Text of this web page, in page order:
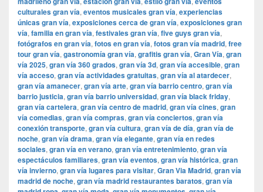
culturales gran vía, eventos musicales gran vía, experiencias
únicas gran vía, exposiciones cerca de gran vía, exposiciones gran
vía, familia en gran vía, festivales gran vía, five guys gran vía,
fotógrafos en gran vía, fotos en gran vía, fotos gran vía madrid, free
tour gran vía, gastronomía gran vía, grafitis gran vía, Gran Vía, gran
vía 2025, gran vía 360 grados, gran vía 3d, gran vía accesible, gran
vía acceso, gran vía actividades gratuitas, gran vía al atardecer,
gran vía amanecer, gran vía arte, gran vía barrio centro, gran vía
barrio justicia, gran vía barrio universidad, gran vía black friday,
gran vía cartelera, gran vía centro de madrid, gran vía cines, gran
vía comedias, gran vía compras, gran vía conciertos, gran vía
conexión transporte, gran vía cultura, gran vía de día, gran vía de
noche, gran vía drama, gran vía elegante, gran vía en redes
sociales, gran vía en verano, gran vía entretenimiento, gran vía
espectáculos familiares, gran vía eventos, gran vía histórica, gran
vía invierno, gran vía lugares para visitar, ​​Gran Via Madrid, gran vía
madrid de noche, gran vía madrid restaurantes baratos, gran vía